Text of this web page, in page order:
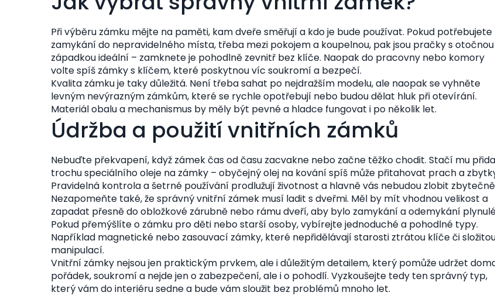
Při výběru zámku mějte na paměti, kam dveře směřují a kdo je bude používat. Pokud potřebujete
zamykání do nepravidelného místa, třeba mezi pokojem a koupelnou, pak jsou pračky s otočnou
západkou ideální – zamknete je pohodlně zevnitř bez klíče. Naopak do pracovny nebo komory
volte spíš zámky s klíčem, které poskytnou víc soukromí a bezpečí.
Kvalita zámku je taky důležitá. Není třeba sahat po nejdražším modelu, ale naopak se vyhněte
levným nevýrazným zámkům, které se rychle opotřebují nebo budou dělat hluk při otevírání.
Materiál obalu a mechanismus by měly být pevné a hladce fungovat i po několik let.
Údržba a použití vnitřních zámků
Nebuďte překvapení, když zámek čas od času zacvakne nebo začne těžko chodit. Stačí mu
trochu speciálního oleje na zámky – obyčejný olej na kování spíš může přitahovat prach a
Pravidelná kontrola a šetrné používání prodlužují životnost a hlavně vás nebudou zlobit
Nezapomeňte také, že správný vnitřní zámek musí ladit s dveřmi. Měl by mít vhodnou velikost a
zapadat přesně do obložkové zárubně nebo rámu dveří, aby bylo zamykání a odemykání
Pokud přemýšlíte o zámku pro děti nebo starší osoby, vybírejte jednoduché a pohodlné typy.
Například magnetické nebo zasouvací zámky, které nepřidělávají starosti ztrátou klíče či
manipulací.
Vnitřní zámky nejsou jen praktickým prvkem, ale i důležitým detailem, který pomůže udržet
pořádek, soukromí a nejde jen o zabezpečení, ale i o pohodlí. Vyzkoušejte tedy ten správný typ,
který vám do interiéru sedne a bude vám sloužit bez problémů mnoho let.